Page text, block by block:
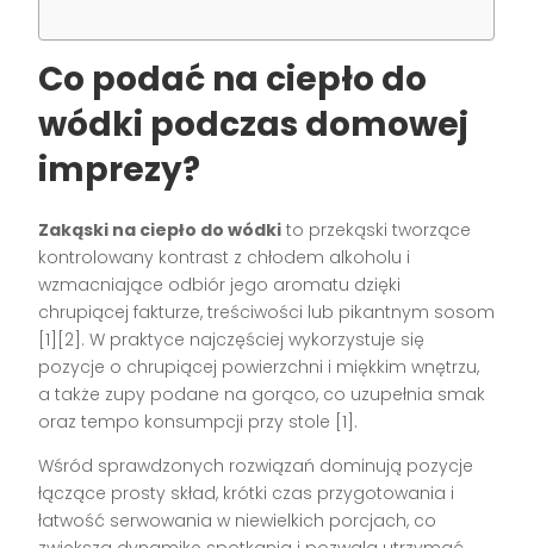
Co podać na ciepło do
wódki podczas domowej
imprezy?
Zakąski na ciepło do wódki to przekąski tworzące
kontrolowany kontrast z chłodem alkoholu i
wzmacniające odbiór jego aromatu dzięki
chrupiącej fakturze, treściwości lub pikantnym sosom
[1][2]. W praktyce najczęściej wykorzystuje się
pozycje o chrupiącej powierzchni i miękkim wnętrzu,
a także zupy podane na gorąco, co uzupełnia smak
oraz tempo konsumpcji przy stole [1].
Wśród sprawdzonych rozwiązań dominują pozycje
łączące prosty skład, krótki czas przygotowania i
łatwość serwowania w niewielkich porcjach, co